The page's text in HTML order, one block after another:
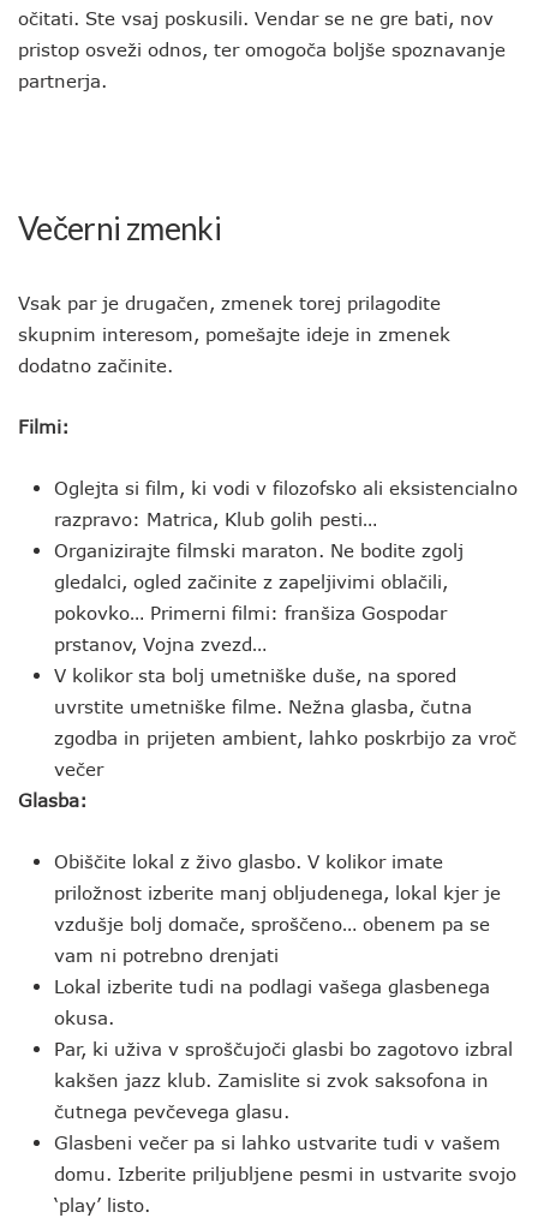
očitati. Ste vsaj poskusili. Vendar se ne gre bati, nov
pristop osveži odnos, ter omogoča boljše spoznavanje
partnerja.
Večerni zmenki
Vsak par je drugačen, zmenek torej prilagodite
skupnim interesom, pomešajte ideje in zmenek
dodatno začinite.
Filmi:
Oglejta si film, ki vodi v filozofsko ali eksistencialno
razpravo: Matrica, Klub golih pesti…
Organizirajte filmski maraton. Ne bodite zgolj
gledalci, ogled začinite z zapeljivimi oblačili,
pokovko… Primerni filmi: franšiza Gospodar
prstanov, Vojna zvezd…
V kolikor sta bolj umetniške duše, na spored
uvrstite umetniške filme. Nežna glasba, čutna
zgodba in prijeten ambient, lahko poskrbijo za vroč
večer
Glasba:
Obiščite lokal z živo glasbo. V kolikor imate
priložnost izberite manj obljudenega, lokal kjer je
vzdušje bolj domače, sproščeno… obenem pa se
vam ni potrebno drenjati
Lokal izberite tudi na podlagi vašega glasbenega
okusa.
Par, ki uživa v sproščujoči glasbi bo zagotovo izbral
kakšen jazz klub. Zamislite si zvok saksofona in
čutnega pevčevega glasu.
Glasbeni večer pa si lahko ustvarite tudi v vašem
domu. Izberite priljubljene pesmi in ustvarite svojo
‘play’ listo.